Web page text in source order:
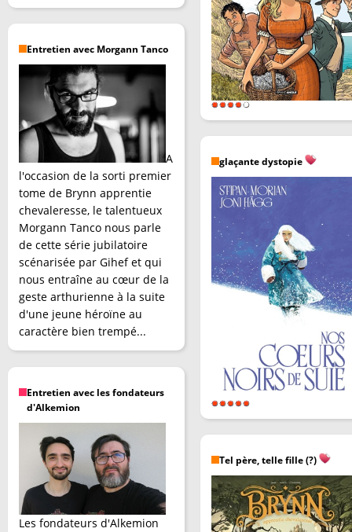
Entretien avec Morgann Tanco
A
l'occasion de la sorti premier
tome de Brynn apprentie
chevaleresse, le talentueux
Morgann Tanco nous parle
de cette série jubilatoire
scénarisée par Gihef et qui
nous entraîne au cœur de la
geste arthurienne à la suite
d'une jeune héroïne au
caractère bien trempé...
Entretien avec les fondateurs
d'Alkemion
Les fondateurs d'Alkemion
glaçante dystopie
Tel père, telle fille (?)